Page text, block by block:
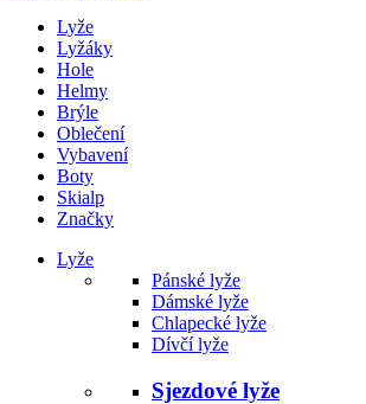
Lyže
Lyžáky
Hole
Helmy
Brýle
Oblečení
Vybavení
Boty
Skialp
Značky
Lyže
Pánské lyže
Dámské lyže
Chlapecké lyže
Dívčí lyže
Sjezdové lyže